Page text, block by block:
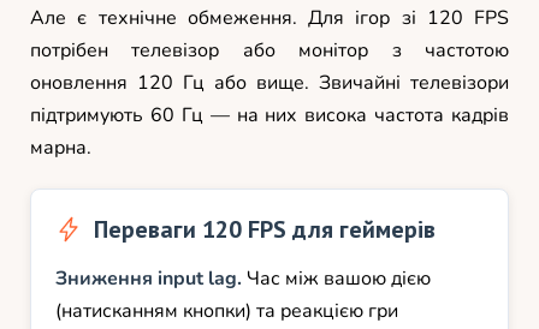
Але є технічне обмеження. Для ігор зі 120 FPS
потрібен телевізор або монітор з частотою
оновлення 120 Гц або вище. Звичайні телевізори
підтримують 60 Гц — на них висока частота кадрів
марна.
Переваги 120 FPS для геймерів
Зниження input lag. Час між вашою дією
(натисканням кнопки) та реакцією гри